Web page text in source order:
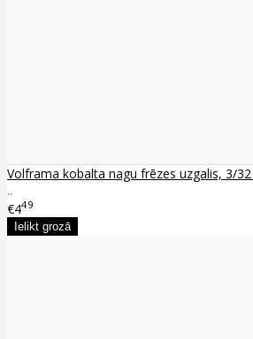
Volframa kobalta nagu frēzes uzgalis, 3/
..
€449